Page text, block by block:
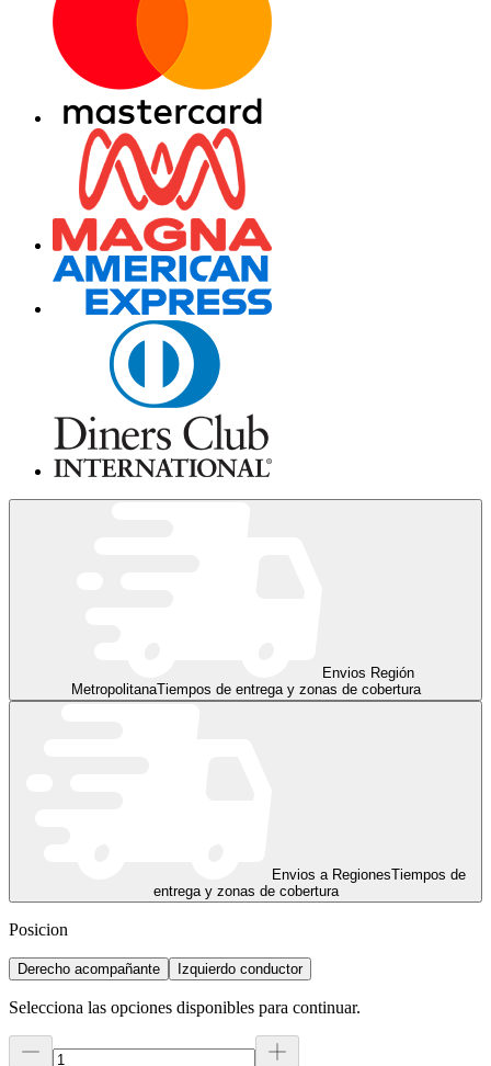
Envios Región
MetropolitanaTiempos de entrega y zonas de cobertura
Envios a RegionesTiempos de
entrega y zonas de cobertura
Posicion
Derecho acompañante Izquierdo conductor
Selecciona las opciones disponibles para continuar.